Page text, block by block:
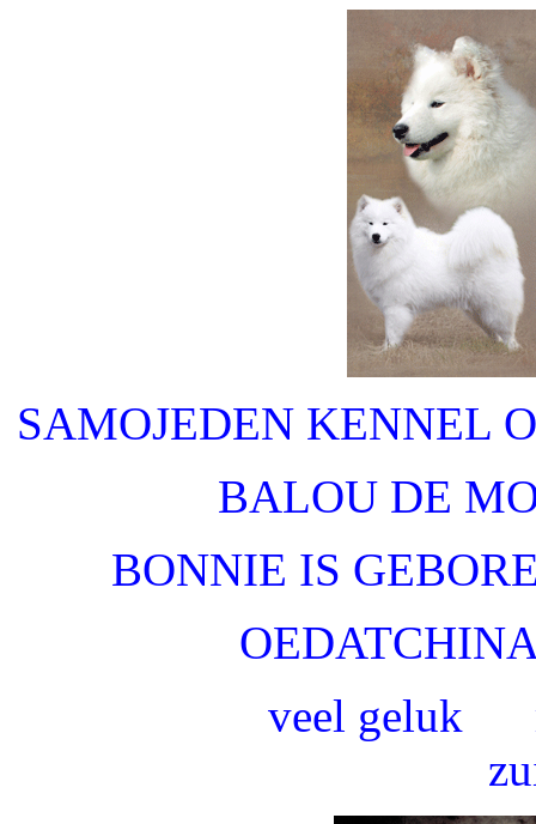
SAMOJEDEN KENNEL
BALOU DE
BONNIE IS
veel geluk mooi